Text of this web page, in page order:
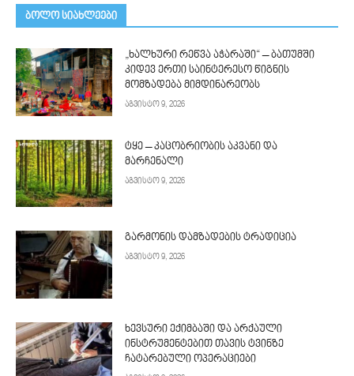
ᲑᲝᲚᲝ ᲡᲘᲐᲮᲚᲔᲔᲑᲘ
„ხალხური რეწვა აჭარაში“ – ბათუმში
კიდევ ერთი საინტერესო წიგნის
მომზადება მიმდინარეობს
აგვისტო 9, 2026
ტყე – კაცობრიობის აკვანი და
მარჩენალი
აგვისტო 9, 2026
გარმონის დამზადების ტრადიცია
აგვისტო 9, 2026
ხევსური ექიმბაში და არქაული
ინსტრუმენტებით თავის ტვინზე
ჩატარებული ოპერაციები